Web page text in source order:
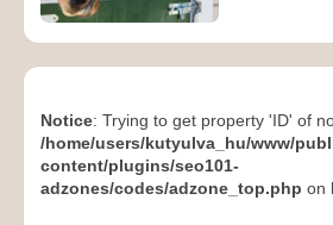
Notice: Trying to get property 'ID' of
/home/users/kutyulva_hu/www/
content/plugins/seo101-
adzones/codes/adzone_top.php on